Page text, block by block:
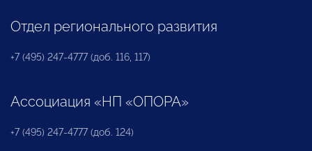
Отдел регионального развития
+7 (495) 247-4777 (доб. 116, 117)
Ассоциация «НП «ОПОРА»
+7 (495) 247-4777 (доб. 124)